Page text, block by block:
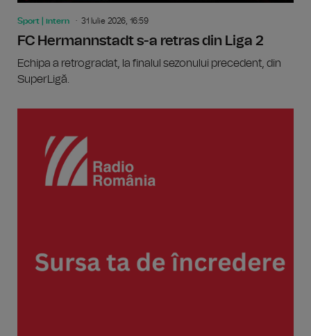
Sport | intern 31 Iulie 2026, 16:59
FC Hermannstadt s-a retras din Liga 2
Echipa a retrogradat, la finalul sezonului precedent, din
SuperLigă.